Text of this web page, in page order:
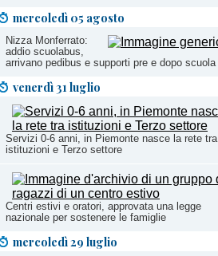
mercoledì 05 agosto
Nizza Monferrato:
addio scuolabus,
arrivano pedibus e supporti pre e dopo scuola
venerdì 31 luglio
Servizi 0-6 anni, in Piemonte nasce la rete tra
istituzioni e Terzo settore
Centri estivi e oratori, approvata una legge
nazionale per sostenere le famiglie
mercoledì 29 luglio